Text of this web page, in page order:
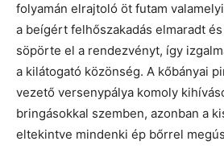
folyamán elrajtoló öt futam
a beígért felhőszakadás elmaradt
söpörte el a rendezvényt, így
a kilátogató közönség. A kőbányai
vezető versenypálya komoly
bringásokkal szemben, azonban a
eltekintve mindenki ép bőrrel